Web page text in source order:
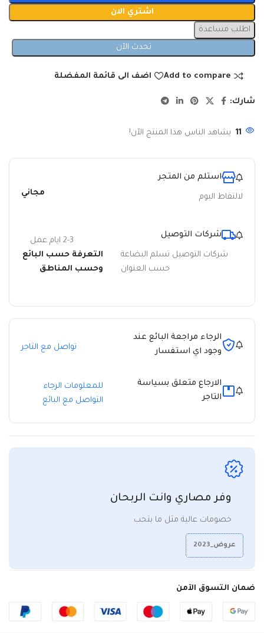
اشتري الان
اطلب مساعدة
تحدث الآن
Add to compare اضف الى قائمة المفضلة
شارك:
11 يشاهد الناس هذا المنتج الآن!
استلم من المتجر
لالتقاط اليوم مجاني
شركات التوصيل
شركات التوصيل تسلم البضاعة
حسب العنوان
2-3 ايام عمل
التعرفة حسب البائع
وحسب المناطق
الرجاء مراجعة البائع عند
وجود اي استفسار
تواصل مع التاجر
الارجاع متعلق بسياسة
التاجر
للمعلومات الرجاء
التواصل مع البائع
وفر مصاري وانت الربحان
خصومات عالية مثل ما بتحب
عروض_2023
ضمان التسوق الآمن